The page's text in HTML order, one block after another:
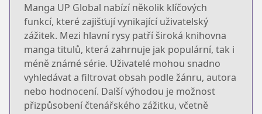
Manga UP Global nabízí několik klíčových
funkcí, které zajišťují vynikající uživatelský
zážitek. Mezi hlavní rysy patří široká knihovna
manga titulů, která zahrnuje jak populární, tak i
méně známé série. Uživatelé mohou snadno
vyhledávat a filtrovat obsah podle žánru, autora
nebo hodnocení. Další výhodou je možnost
přizpůsobení čtenářského zážitku, včetně